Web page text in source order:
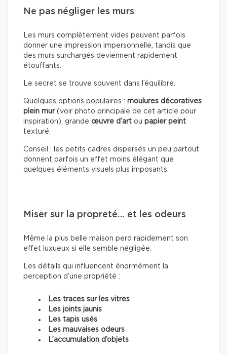
Ne pas négliger les murs
Les murs complètement vides peuvent parfois
donner une impression impersonnelle, tandis que
des murs surchargés deviennent rapidement
étouffants.
Le secret se trouve souvent dans l’équilibre.
Quelques options populaires : moulures décoratives
plein mur (voir photo principale de cet article pour
inspiration), grande œuvre d’art ou papier peint
texturé.
Conseil : les petits cadres dispersés un peu partout
donnent parfois un effet moins élégant que
quelques éléments visuels plus imposants.
Miser sur la propreté… et les odeurs
Même la plus belle maison perd rapidement son
effet luxueux si elle semble négligée.
Les détails qui influencent énormément la
perception d’une propriété :
Les traces sur les vitres
Les joints jaunis
Les tapis usés
Les mauvaises odeurs
L’accumulation d’objets